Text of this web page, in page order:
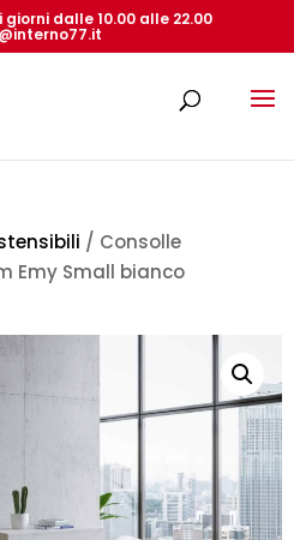
dalle 10.00 alle 22.00
/ Consolle
Emy Small bianco